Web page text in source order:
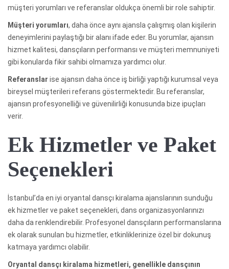
müşteri yorumları ve referanslar oldukça önemli bir role sahiptir.
Müşteri yorumları, daha önce aynı ajansla çalışmış olan kişilerin
deneyimlerini paylaştığı bir alanı ifade eder. Bu yorumlar, ajansın
hizmet kalitesi, dansçıların performansı ve müşteri memnuniyeti
gibi konularda fikir sahibi olmamıza yardımcı olur.
Referanslar ise ajansın daha önce iş birliği yaptığı kurumsal veya
bireysel müşterileri referans göstermektedir. Bu referanslar,
ajansın profesyonelliği ve güvenilirliği konusunda bize ipuçları
verir.
Ek Hizmetler ve Paket
Seçenekleri
İstanbul’da en iyi oryantal dansçı kiralama ajanslarının sunduğu
ek hizmetler ve paket seçenekleri, dans organizasyonlarınızı
daha da renklendirebilir. Profesyonel dansçıların performanslarına
ek olarak sunulan bu hizmetler, etkinliklerinize özel bir dokunuş
katmaya yardımcı olabilir.
Oryantal dansçı kiralama hizmetleri, genellikle dansçının